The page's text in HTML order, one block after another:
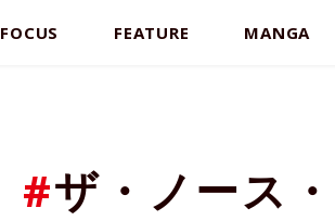
FOCUS FEATURE MANGA
#ザ・ノース